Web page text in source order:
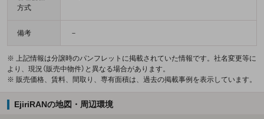
方式
備考 －
※ 上記情報は分譲時のパンフレットに掲載されていた情報です。社名変更等に
より、現況（販売中物件）と異なる場合があります。
※ 販売価格、賃料、間取り、専有面積は、過去の掲載事例を表示しています。
EjiriRANの地図・周辺環境